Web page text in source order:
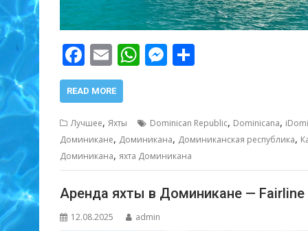
F
ac
e
b
o
o
k
E
m
ai
l
W
s
A
p
p
M
e
n
g
er
р
а
в
и
т
READ MORE
Лучшее, Яхты Dominican Republic, Dominicana,
Доминикане, Доминикана, Доминиканская республика,
Доминикана, яхта Доминикана
Аренда яхты в Доминикане —
12.08.2025 admin